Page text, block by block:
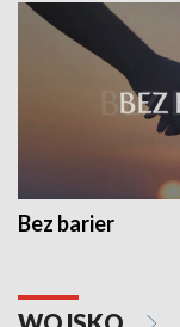
Bez barier